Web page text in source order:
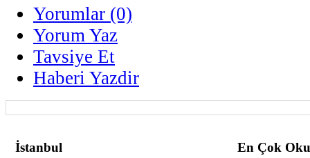
Yorumlar (0)
Yorum Yaz
Tavsiye Et
Haberi Yazdir
İstanbul En Çok